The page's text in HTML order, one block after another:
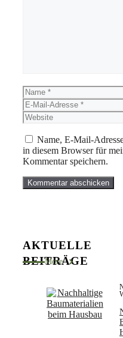
Name
E-
Mail-
Adresse
Website
Name, E-Mail-
in diesem Browser für
Kommentar speichern.
AKTUELLE
BEITRÄGE
More